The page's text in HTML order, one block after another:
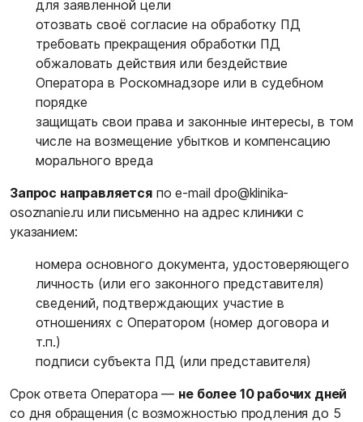
для заявленной цели
отозвать своё согласие на обработку ПД
требовать прекращения обработки ПД
обжаловать действия или бездействие
Оператора в Роскомнадзоре или в судебном
порядке
защищать свои права и законные интересы, в том
числе на возмещение убытков и компенсацию
морального вреда
Запрос направляетсяпо e-maildpo@klinika-
osoznanie.ru или письменно на адрес клиники с
указанием:
номера основного документа, удостоверяющего
личность (или его законного представителя)
сведений, подтверждающих участие в
отношениях с Оператором (номер договора и
т.п.)
подписи субъекта ПД (или представителя)
Срок ответа Оператора — не более 10 рабочих дней
со дня обращения (с возможностью продления до 5